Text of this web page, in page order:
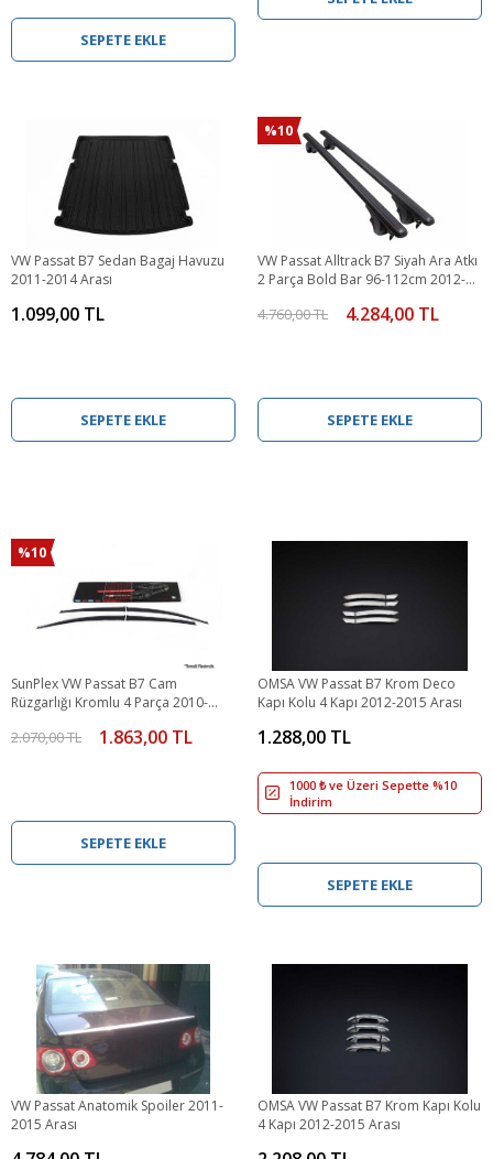
SEPETE EKLE
VW Passat B7 Sedan Bagaj Havuzu
2011-2014 Arası
1.099,00 TL
SEPETE EKLE
%10
VW Passat Alltrack B7 Siyah Ara Atkı
2 Parça Bold Bar 96-112cm 2012-
4.760,00 TL 4.284,00 TL
SEPETE EKLE
%10
SunPlex VW Passat B7 Cam
Rüzgarlığı Kromlu 4 Parça 2010-
2.070,00 TL 1.863,00 TL
SEPETE EKLE
OMSA VW Passat B7 Krom Deco
Kapı Kolu 4 Kapı 2012-2015 Arası
1.288,00 TL
1000 ₺ ve Üzeri Sepette %10
İndirim
SEPETE EKLE
VW Passat Anatomik Spoiler 2011-
2015 Arası
OMSA VW Passat B7 Krom Kapı Kolu
4 Kapı 2012-2015 Arası